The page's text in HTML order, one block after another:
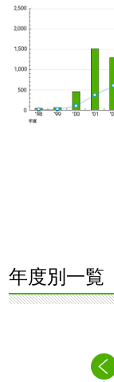
年度別一覧